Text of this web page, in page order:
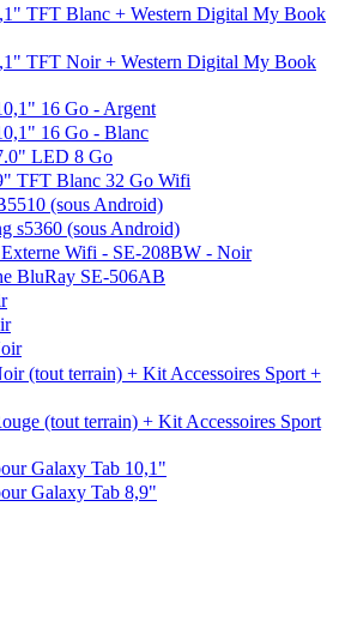
TFT Blanc + Western Digital My Book
TFT Noir + Western Digital My Book
16 Go - Argent
16 Go - Blanc
LED 8 Go
TFT Blanc 32 Go Wifi
(sous Android)
s5360 (sous Android)
Wifi - SE-208BW - Noir
BluRay SE-506AB
(tout terrain) + Kit Accessoires Sport +
(tout terrain) + Kit Accessoires Sport
Galaxy Tab 10,1"
Galaxy Tab 8,9"